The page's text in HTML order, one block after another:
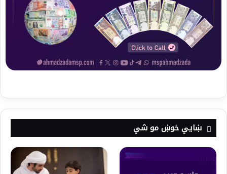
ښايي خوښ مو شي